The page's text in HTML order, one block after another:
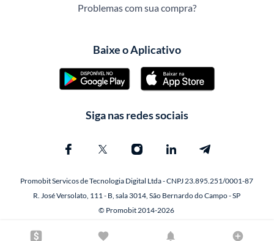
Problemas com sua compra?
Baixe o Aplicativo
Siga nas redes sociais
Promobit Servicos de Tecnologia Digital Ltda - CNPJ 23.895.251/0001-87
R. José Versolato, 111 - B, sala 3014, São Bernardo do Campo - SP
© Promobit 2014-2026